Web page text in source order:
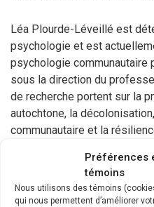
Préférences
témoins
Nous utilisons des témoins
qui nous permettent d’améliorer
Léa Plourde-Léveillé est
psychologie et est
psychologie communautaire
sous la direction du
de recherche portent sur la
autochtone, la
communautaire et la
son projet doctoral vise à
favorisent la résilience des
au Nunavut. Le projet a pour